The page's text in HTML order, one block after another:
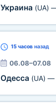
Украина (UA)
15 часовназад
06.08–07.08
Одесса (UA) —